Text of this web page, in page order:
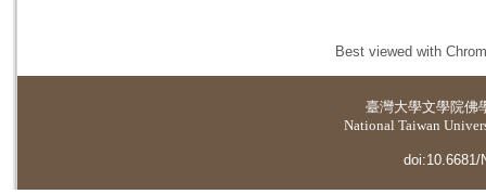
Best viewed with
臺灣大學文學院佛
National Taiwan
doi:10.6681/